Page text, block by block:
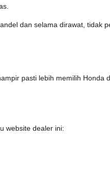
dan selama dirawat, tidak
pasti lebih memilih Honda
website dealer ini: